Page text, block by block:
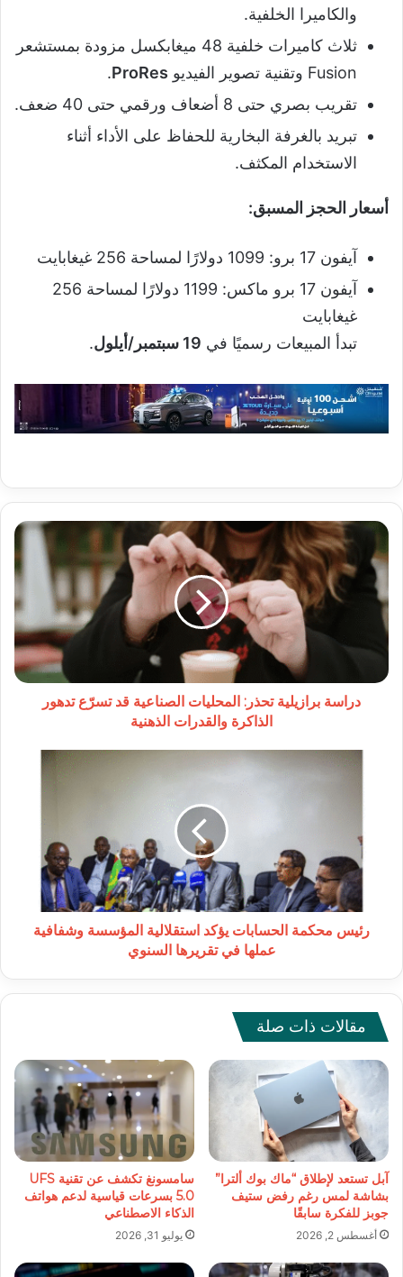
والكاميرا الخلفية.
ثلاث كاميرات خلفية 48 ميغابكسل مزودة بمستشعر
Fusion وتقنية تصوير الفيديو
ProRes
.
تقريب بصري حتى 8 أضعاف ورقمي حتى 40 ضعف.
تبريد بالغرفة البخارية للحفاظ على الأداء أثناء
الاستخدام المكثف.
أسعار الحجز المسبق:
آيفون 17 برو: 1099 دولارًا لمساحة 256 غيغابايت
آيفون 17 برو ماكس: 1199 دولارًا لمساحة 256
غيغابايت
تبدأ المبيعات رسميًا في 19 سبتمبر/أيلول .
دراسة
برازيلية
تحذر:
المحليات
الصناعية
قد
تسرّع
الذاكرة
والقدراتدراسة برازيلية تحذر: المحليات الصناعية قد تسرّع تدهور
الذاكرة والقدرات الذهنية
استقلالية
المؤسسة
وشفافية
تقريرهارئيس محكمة الحسابات يؤكد استقلالية المؤسسة وشفافية
عملها في تقريرها السنوي
مقالات ذات صلة
آبل تستعد لإطلاق “ماك بوك ألترا”
بشاشة لمس رغم رفض ستيف
جوبز للفكرة سابقًا
أغسطس 2, 2026
سامسونغ تكشف عن تقنية UFS
5.0 بسرعات قياسية لدعم هواتف
الذكاء الاصطناعي
يوليو 31, 2026